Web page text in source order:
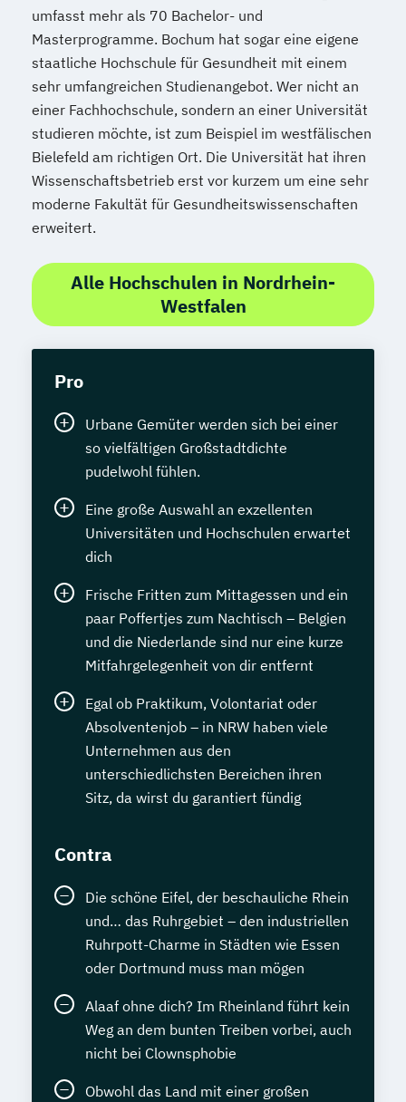
umfasst mehr als 70 Bachelor- und
Masterprogramme. Bochum hat sogar eine eigene
staatliche Hochschule für Gesundheit mit einem
sehr umfangreichen Studienangebot. Wer nicht an
einer Fachhochschule, sondern an einer Universität
studieren möchte, ist zum Beispiel im westfälischen
Bielefeld am richtigen Ort. Die Universität hat ihren
Wissenschaftsbetrieb erst vor kurzem um eine sehr
moderne Fakultät für Gesundheitswissenschaften
erweitert.
Alle Hochschulen in Nordrhein-
Westfalen
Pro
Urbane Gemüter werden sich bei einer
so vielfältigen Großstadtdichte
pudelwohl fühlen.
Eine große Auswahl an exzellenten
Universitäten und Hochschulen erwartet
dich
Frische Fritten zum Mittagessen und ein
paar Poffertjes zum Nachtisch – Belgien
und die Niederlande sind nur eine kurze
Mitfahrgelegenheit von dir entfernt
Egal ob Praktikum, Volontariat oder
Absolventenjob – in NRW haben viele
Unternehmen aus den
unterschiedlichsten Bereichen ihren
Sitz, da wirst du garantiert fündig
Contra
Die schöne Eifel, der beschauliche Rhein
und… das Ruhrgebiet – den industriellen
Ruhrpott-Charme in Städten wie Essen
oder Dortmund muss man mögen
Alaaf ohne dich? Im Rheinland führt kein
Weg an dem bunten Treiben vorbei, auch
nicht bei Clownsphobie
Obwohl das Land mit einer großen